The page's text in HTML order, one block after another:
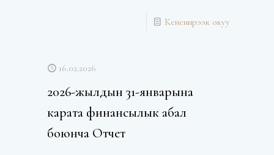
Кененирээк окуу
16.02.2026
2026-жылдын 31-январына
карата финансылык абал
боюнча Отчет